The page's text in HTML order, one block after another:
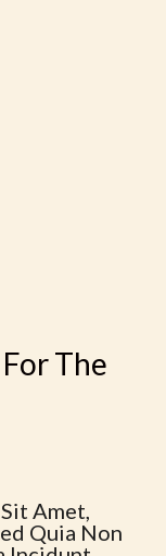
The
Amet,
Quia Non